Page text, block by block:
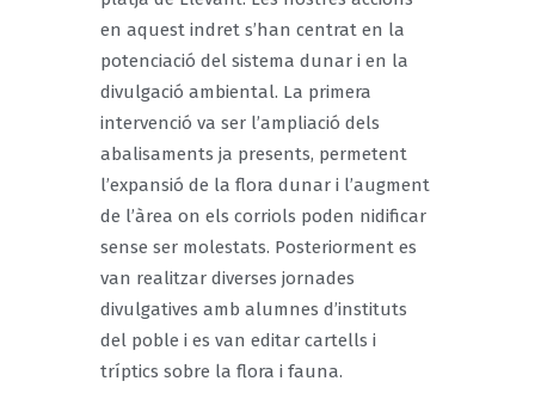
en aquest indret s’han centrat en la
potenciació del sistema dunar i en la
divulgació ambiental. La primera
intervenció va ser l’ampliació dels
abalisaments ja presents, permetent
l’expansió de la flora dunar i l’augment
de l’àrea on els corriols poden nidificar
sense ser molestats. Posteriorment es
van realitzar diverses jornades
divulgatives amb alumnes d’instituts
del poble i es van editar cartells i
tríptics sobre la flora i fauna.